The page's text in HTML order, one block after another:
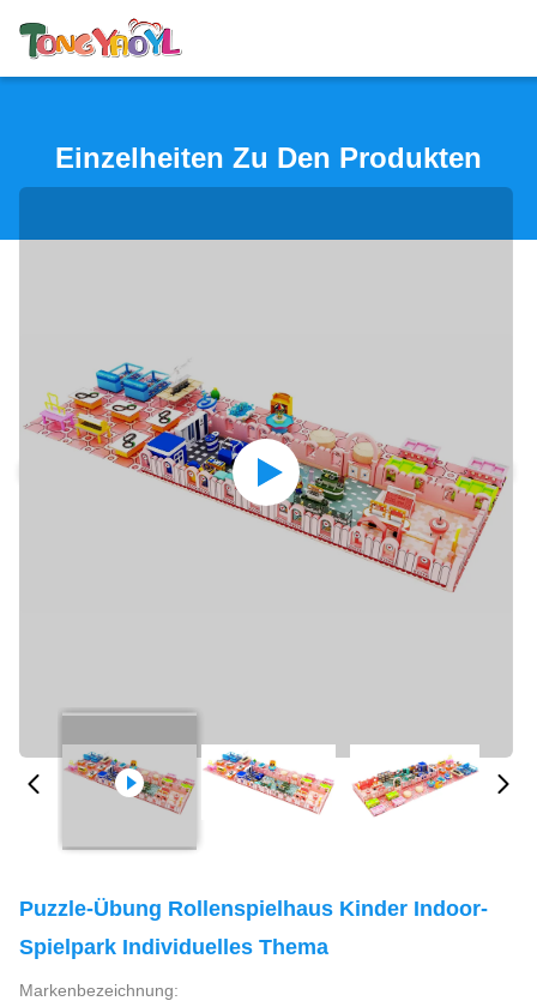
Einzelheiten Zu Den Produkten
Puzzle-Übung Rollenspielhaus Kinder Indoor-
Spielpark Individuelles Thema
Markenbezeichnung: